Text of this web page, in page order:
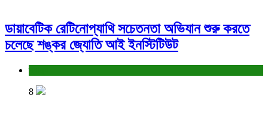
ডায়াবেটিক রেটিনোপ্যাথি সচেতনতা অভিযান শুরু করতে
চলেছে শঙ্কর জ্যোতি আই ইনস্টিটিউট
8